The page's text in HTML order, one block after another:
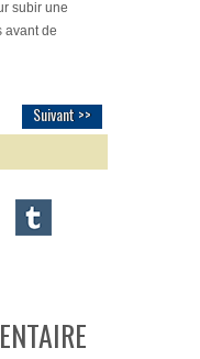
subir une
avant de
Suivant >>